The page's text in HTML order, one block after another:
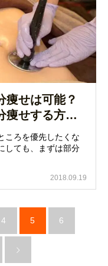
痩せは可能？
痩せする方…
ころを優先したくな
しても、まずは部分
2018.09.19
4 5 6